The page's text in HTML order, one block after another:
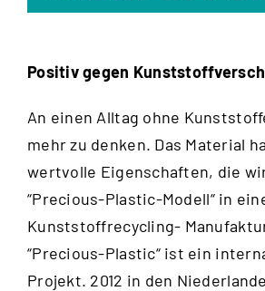
Positiv gegen
An einen Alltag ohne
mehr zu denken. Das Material
wertvolle Eigenschaften, die
“Precious-Plastic-Modell“ in
Kunststoffrecycling-
“Precious-Plastic“ ist ein
Projekt. 2012 in den